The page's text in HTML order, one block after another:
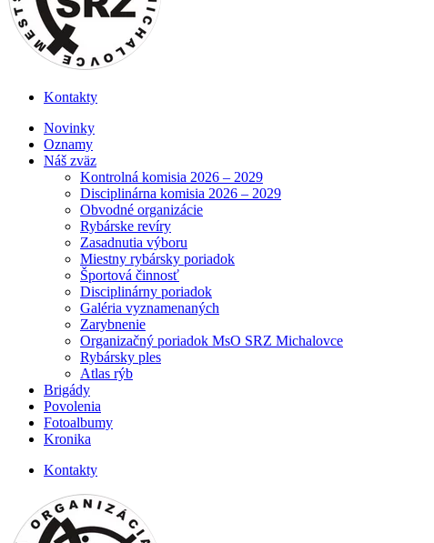
Kontakty
Menu
Novinky
Oznamy
Náš zväz
Kontrolná komisia 2026 – 2029
Disciplinárna komisia 2026 – 2029
Obvodné organizácie
Rybárske revíry
Zasadnutia výboru
Miestny rybársky poriadok
Športová činnosť
Disciplinárny poriadok
Galéria vyznamenaných
Zarybnenie
Organizačný poriadok MsO SRZ Michalovce
Rybársky ples
Atlas rýb
Brigády
Povolenia
Fotoalbumy
Kronika
Kontakty